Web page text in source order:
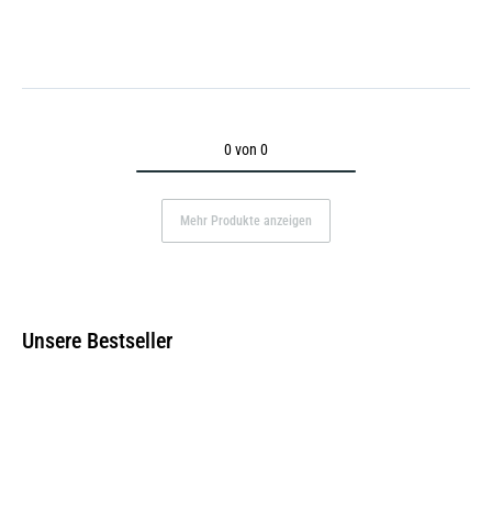
0 von 0
Mehr Produkte anzeigen
Unsere Bestseller